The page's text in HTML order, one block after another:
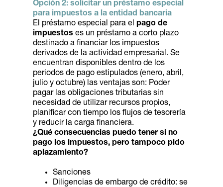
Opción 2: solicitar un préstamo especial
para impuestos a la entidad bancaria
El préstamo especial para elpago de
impuestos es un préstamo a corto plazo
destinado a financiar los impuestos
derivados de la actividad empresarial. Se
encuentran disponibles dentro de los
periodos de pago estipulados (enero, abril,
julio y octubre) las ventajas son: Poder
pagar las obligaciones tributarias sin
necesidad de utilizar recursos propios,
planificar con tiempo los flujos de tesorería
y reducir la carga financiera.
¿Qué consecuencias puedo tener si no
pago los impuestos, pero tampoco pido
aplazamiento?
Sanciones
Diligencias de embargo de crédito: se